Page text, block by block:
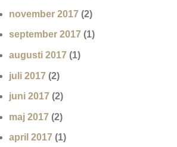
november 2017 (2)
september 2017 (1)
augusti 2017 (1)
juli 2017 (2)
juni 2017 (2)
maj 2017 (2)
april 2017 (1)